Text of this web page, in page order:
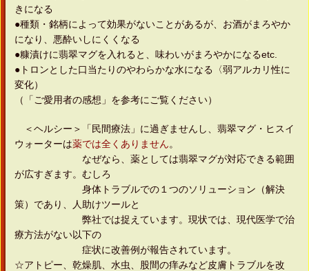
きになる
●種類・銘柄によって効果がないことがあるが、お酒がまろやか
になり、悪酔いしにくくなる
●糠漬けに翡翠マグを入れると、味わいがまろやかになるetc.
●トロンとした口当たりのやわらかな水になる〈弱アルカリ性に
変化）
（「ご愛用者の感想」を参考にご覧ください）
＜ヘルシー＞「民間療法」に過ぎませんし、翡翠マグ・ヒスイ
ウォーターは薬では全くありません。
なぜなら、薬としては翡翠マグが対応できる範囲
が広すぎます。むしろ
身体トラブルでの１つのソリューション（解決
策）であり、人助けツールと
弊社では捉えています。現状では、現代医学で治
療方法がない以下の
症状に改善例が報告されています。
☆アトピー、乾燥肌、水虫、股間の痒みなど皮膚トラブルを改